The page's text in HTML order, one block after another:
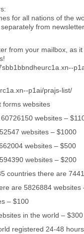
for all nations of the
from
from your mailbox, as
p1ai/prajs-list/
forms websites
websites –
websites – $1000
websites – $500
websites – $200
countries there are
are 5826884 websites
– $100
in the world – $300
registered 24-48